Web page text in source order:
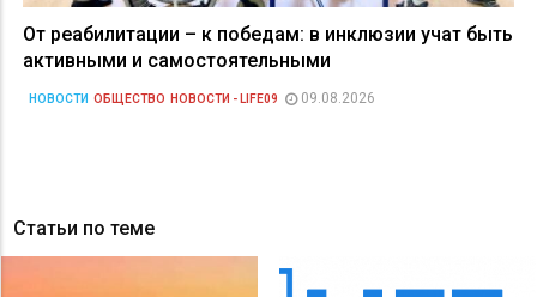
От реабилитации – к победам: в инклюзии учат быть
активными и самостоятельными
НОВОСТИ ОБЩЕСТВО НОВОСТИ - LIFE09 09.08.2026
Статьи по теме